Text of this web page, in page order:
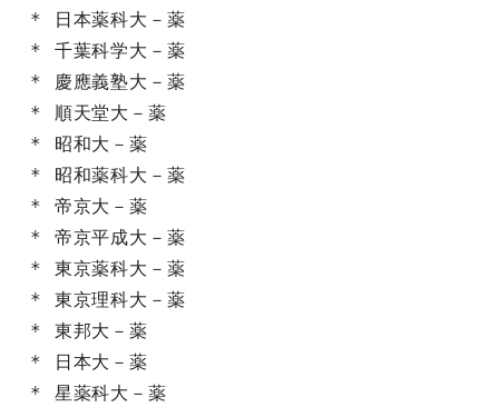
* 日本薬科大－薬
* 千葉科学大－薬
* 慶應義塾大－薬
* 順天堂大－薬
* 昭和大－薬
* 昭和薬科大－薬
* 帝京大－薬
* 帝京平成大－薬
* 東京薬科大－薬
* 東京理科大－薬
* 東邦大－薬
* 日本大－薬
* 星薬科大－薬